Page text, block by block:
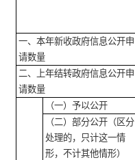
一、本年新收政府信息公开申
请数量
二、上年结转政府信息公开申
请数量
（一）予以公开
（二）部分公开 （区分
处理的，只计这一情
形，不计其他情形）